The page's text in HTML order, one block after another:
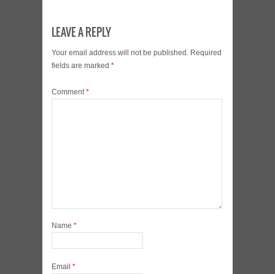
LEAVE A REPLY
Your email address will not be published. Required
fields are marked *
Comment*
Name *
Email *